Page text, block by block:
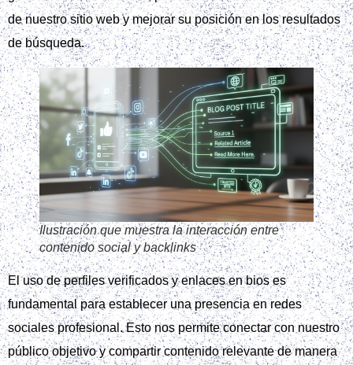
de nuestro sitio web y mejorar su posición en los resultados
de búsqueda.
Ilustración que muestra la interacción entre
contenido social y backlinks
El uso de perfiles verificados y enlaces en bios es
fundamental para establecer una presencia en redes
sociales profesional. Esto nos permite conectar con nuestro
público objetivo y compartir contenido relevante de manera